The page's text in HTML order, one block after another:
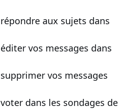
répondre aux sujets dans
éditer vos messages dans
supprimer vos messages
voter dans les sondages de